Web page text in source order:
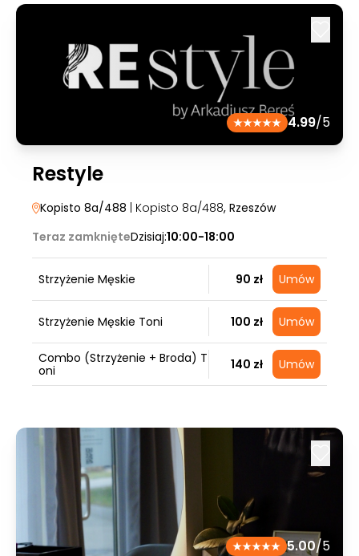
4.99/5
Restyle
Kopisto 8a/488 | Kopisto 8a/488, Rzeszów
Teraz zamknięteDzisiaj:10:00-18:00
Strzyżenie Męskie 90 zł Umów
Strzyżenie Męskie Toni 100 zł Umów
Combo (Strzyżenie + Broda) T
oni
140 zł Umów
5.00/5